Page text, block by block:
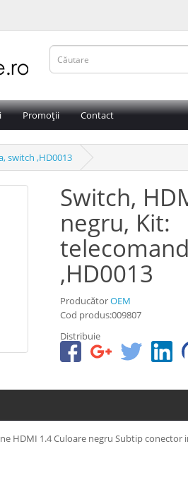
Promoții Contact
switch ,HD0013
Switch,
negru, Kit:
,HD0013
ProducătorOEM
Cod produs:009807
Distribuie
HDMI 1.4 Culoare negru Subtip